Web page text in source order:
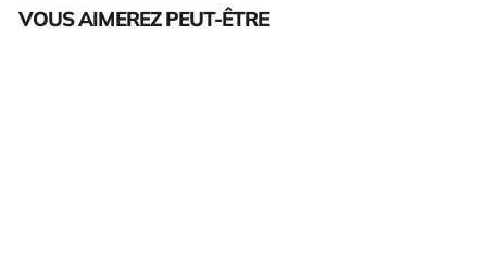
VOUS AIMEREZ PEUT-ÊTRE